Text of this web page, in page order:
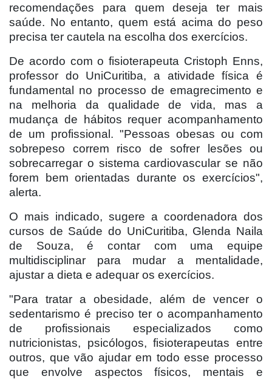
recomendações para quem deseja ter mais
saúde. No entanto, quem está acima do peso
precisa ter cautela na escolha dos exercícios.
De acordo com o fisioterapeuta Cristoph Enns,
professor do UniCuritiba, a atividade física é
fundamental no processo de emagrecimento e
na melhoria da qualidade de vida, mas a
mudança de hábitos requer acompanhamento
de um profissional. "Pessoas obesas ou com
sobrepeso correm risco de sofrer lesões ou
sobrecarregar o sistema cardiovascular se não
forem bem orientadas durante os exercícios",
alerta.
O mais indicado, sugere a coordenadora dos
cursos de Saúde do UniCuritiba, Glenda Naila
de Souza, é contar com uma equipe
multidisciplinar para mudar a mentalidade,
ajustar a dieta e adequar os exercícios.
"Para tratar a obesidade, além de vencer o
sedentarismo é preciso ter o acompanhamento
de profissionais especializados como
nutricionistas, psicólogos, fisioterapeutas entre
outros, que vão ajudar em todo esse processo
que envolve aspectos físicos, mentais e